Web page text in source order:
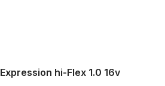
Expression hi-Flex 1.0 16v